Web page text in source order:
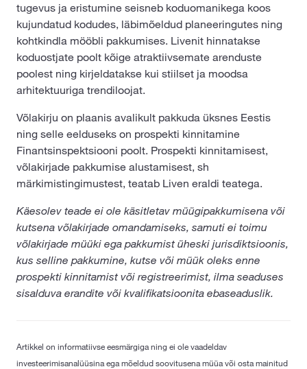
tugevus ja eristumine seisneb koduomanikega koos
kujundatud kodudes, läbimõeldud planeeringutes ning
kohtkindla mööbli pakkumises. Livenit hinnatakse
koduostjate poolt kõige atraktiivsemate arenduste
poolest ning kirjeldatakse kui stiilset ja moodsa
arhitektuuriga trendiloojat.
Võlakirju on plaanis avalikult pakkuda üksnes Eestis
ning selle eelduseks on prospekti kinnitamine
Finantsinspektsiooni poolt. Prospekti kinnitamisest,
võlakirjade pakkumise alustamisest, sh
märkimistingimustest, teatab Liven eraldi teatega.
Käesolev teade ei ole käsitletav müügipakkumisena või
kutsena võlakirjade omandamiseks, samuti ei toimu
võlakirjade müüki ega pakkumist üheski jurisdiktsioonis,
kus selline pakkumine, kutse või müük oleks enne
prospekti kinnitamist või registreerimist, ilma seaduses
sisalduva erandite või kvalifikatsioonita ebaseaduslik.
Artikkel on informatiivse eesmärgiga ning ei ole vaadeldav
investeerimisanalüüsina ega mõeldud soovitusena müüa või osta mainitud